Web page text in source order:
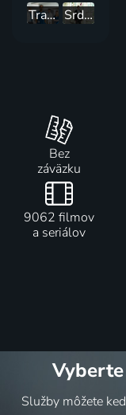
Transplant
Srdce
Bez
záväzku
9062 filmov
a seriálov
Služby môžete